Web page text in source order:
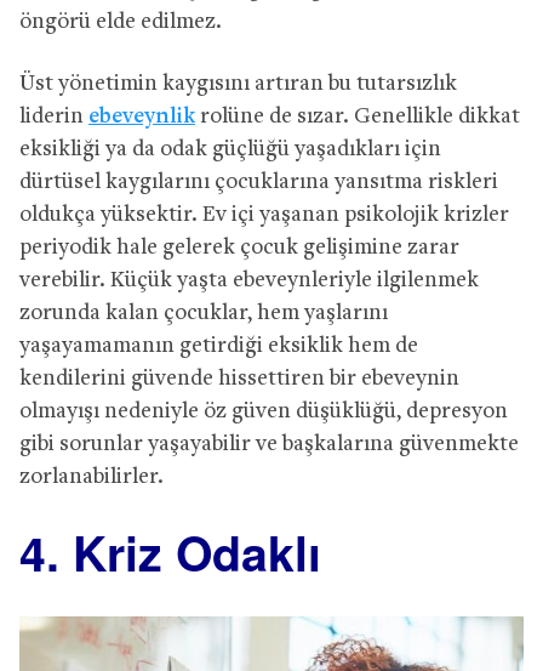
öngörü elde edilmez.
Üst yönetimin kaygısını artıran bu tutarsızlık
liderin ebeveynlik rolüne de sızar. Genellikle dikkat
eksikliği ya da odak güçlüğü yaşadıkları için
dürtüsel kaygılarını çocuklarına yansıtma riskleri
oldukça yüksektir. Ev içi yaşanan psikolojik krizler
periyodik hale gelerek çocuk gelişimine zarar
verebilir. Küçük yaşta ebeveynleriyle ilgilenmek
zorunda kalan çocuklar, hem yaşlarını
yaşayamamanın getirdiği eksiklik hem de
kendilerini güvende hissettiren bir ebeveynin
olmayışı nedeniyle öz güven düşüklüğü, depresyon
gibi sorunlar yaşayabilir ve başkalarına güvenmekte
zorlanabilirler.
4. Kriz Odaklı